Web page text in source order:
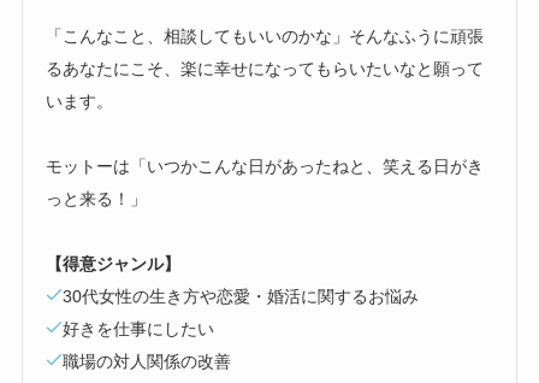
「こんなこと、相談してもいいのかな」そんなふうに頑張
るあなたにこそ、楽に幸せになってもらいたいなと願って
います。
モットーは「いつかこんな日があったねと、笑える日がき
っと来る！」
【得意ジャンル】
30代女性の生き方や恋愛・婚活に関するお悩み
好きを仕事にしたい
職場の対人関係の改善